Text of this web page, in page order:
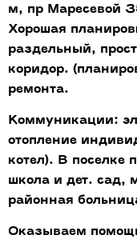
м, пр Маресевой
Хорошая
раздельный,
коридор.
ремонта.
Коммуникации:
отопление
котел). В поселке
школа и дет. сад,
районная
Оказываем